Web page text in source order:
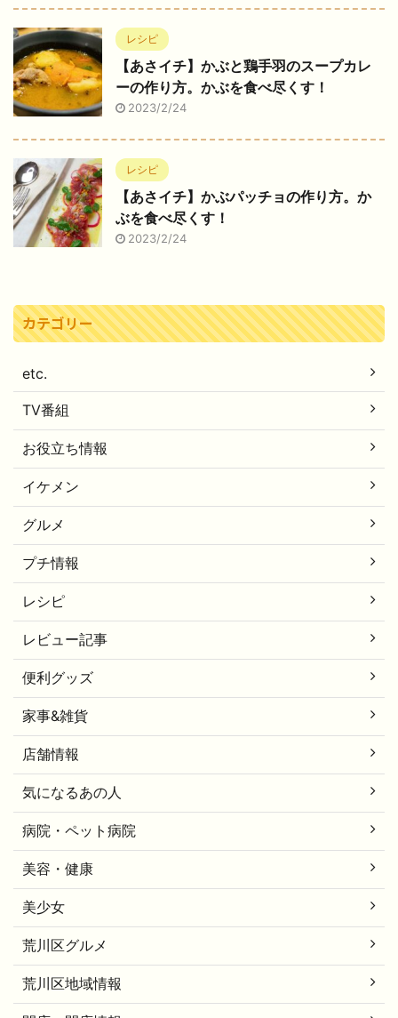
レシピ
【あさイチ】かぶと鶏手羽のスープカレ
ーの作り方。かぶを食べ尽くす！
2023/2/24
レシピ
【あさイチ】かぶパッチョの作り方。か
ぶを食べ尽くす！
2023/2/24
カテゴリー
etc.
TV番組
お役立ち情報
イケメン
グルメ
プチ情報
レシピ
レビュー記事
便利グッズ
家事&雑貨
店舗情報
気になるあの人
病院・ペット病院
美容・健康
美少女
荒川区グルメ
荒川区地域情報